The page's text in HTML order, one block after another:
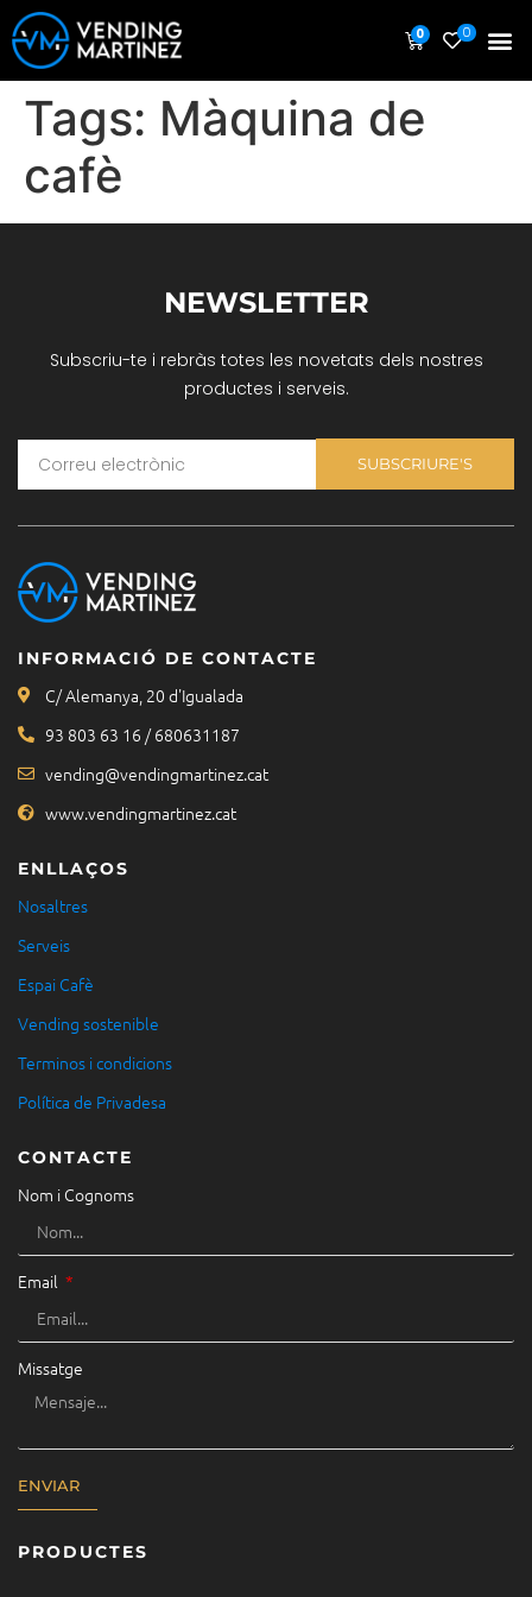
0 0
Tags: Màquina de
cafè
NEWSLETTER
Subscriu-te i rebràs totes les novetats dels nostres
productes i serveis.
SUBSCRIURE'S
INFORMACIÓ DE CONTACTE
C/ Alemanya, 20 d'Igualada
93 803 63 16 / 680631187
vending@vendingmartinez.cat
www.vendingmartinez.cat
ENLLAÇOS
Nosaltres
Serveis
Espai Cafè
Vending sostenible
Terminos i condicions
Política de Privadesa
CONTACTE
Nom i Cognoms
Email
Missatge
ENVIAR
PRODUCTES